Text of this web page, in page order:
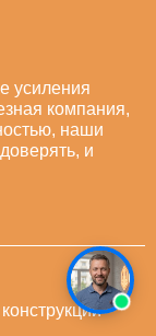
усиления
компания,
наши
и